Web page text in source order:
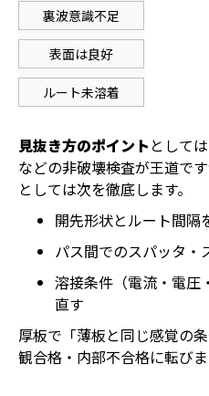
裏波意識不足
表面は良好
ルート未溶着
見抜き方のポイントとして
などの非破壊検査が王道で
としては次を徹底します。
開先形状とルート間隔
パス間でのスパッタ・
溶接条件（電流・電圧
直す
厚板で「薄板と同じ感覚の
観合格・内部不合格に転びま